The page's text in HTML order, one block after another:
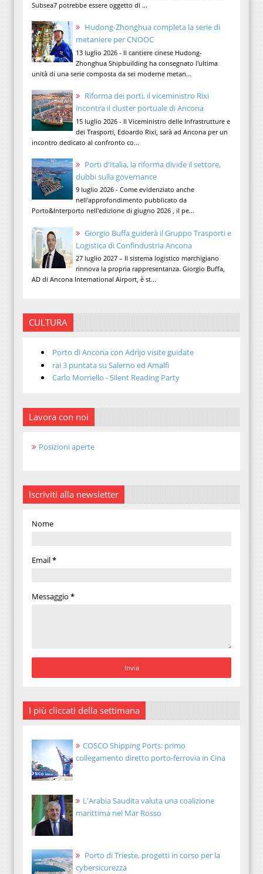
Subsea7 potrebbe essere oggetto di ...
Hudong-Zhonghua completa la serie di
metaniere per CNOOC
13 luglio 2026 - Il cantiere cinese Hudong-
Zhonghua Shipbuilding ha consegnato l'ultima
unità di una serie composta da sei moderne metan...
Riforma dei porti, il viceministro Rixi
incontra il cluster portuale di Ancona
15 luglio 2026 - Il Viceministro delle Infrastrutture e
dei Trasporti, Edoardo Rixi, sarà ad Ancona per un
incontro dedicato al confronto co...
Porti d'Italia, la riforma divide il settore,
dubbi sulla governance
9 luglio 2026 - Come evidenziato anche
nell'approfondimento pubblicato da
Porto&Interporto nell'edizione di giugno 2026 , il pe...
Giorgio Buffa guiderà il Gruppo Trasporti e
Logistica di Confindustria Ancona
27 luglio 2027 – Il sistema logistico marchigiano
rinnova la propria rappresentanza. Giorgio Buffa,
AD di Ancona International Airport, è st...
CULTURA
Porto di Ancona con Adrijo visite guidate
rai 3 puntata su Salerno ed Amalfi
Carlo Morriello - Silent Reading Party
Lavora con noi
Posizioni aperte
Iscriviti alla newsletter
Nome
Email*
Messaggio *
I più cliccati della settimana
COSCO Shipping Ports: primo
collegamento diretto porto-ferrovia in Cina
L'Arabia Saudita valuta una coalizione
marittima nel Mar Rosso
Porto di Trieste, progetti in corso per la
cybersicurezza